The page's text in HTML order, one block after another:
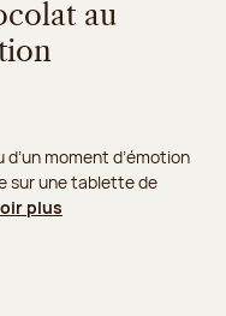
au
moment d’émotion
sur une tablette de
plus